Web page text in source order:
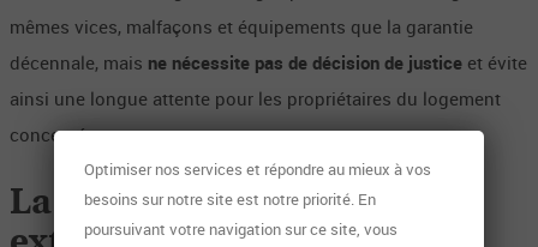
mêmes vices, malfaçons et équipements que la garantie
décennale, mais ne nécessite pas de décision de justice et évite
ainsi une longue attente pour les propriétaires du logement
concerné.
La garantie d’achèvement
extrinsèque
Optimiser nos services et répondre au mieux à vos
besoins sur notre site est notre priorité. En
poursuivant votre navigation sur ce site, vous